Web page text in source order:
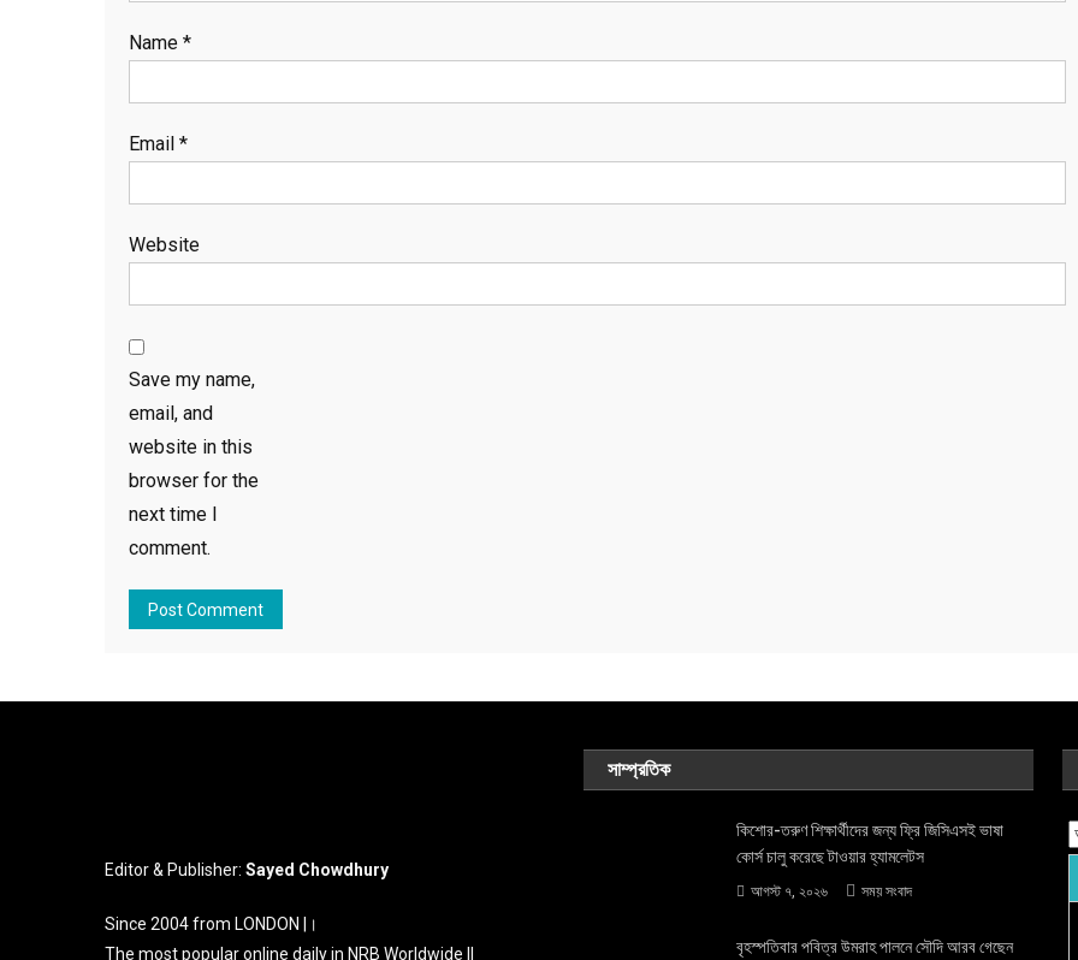
Name *
Email *
Website
Save my name,
email, and
website in this
browser for the
next time I
comment.
Editor & Publisher:Sayed Chowdhury
Since 2004 from LONDON |।
The most popular online daily in NRB Worldwide ||
সাম্প্রতিক
কিশোর-তরুণ শিক্ষার্থীদের জন্য ফ্রি জিসিএসই ভাষা
কোর্স চালু করেছে টাওয়ার হ্যামলেটস
আগস্ট ৭, ২০২৬ সময় সংবাদ
বৃহস্পতিবার পবিত্র উমরাহ পালনে সৌদি আরব গেছেন